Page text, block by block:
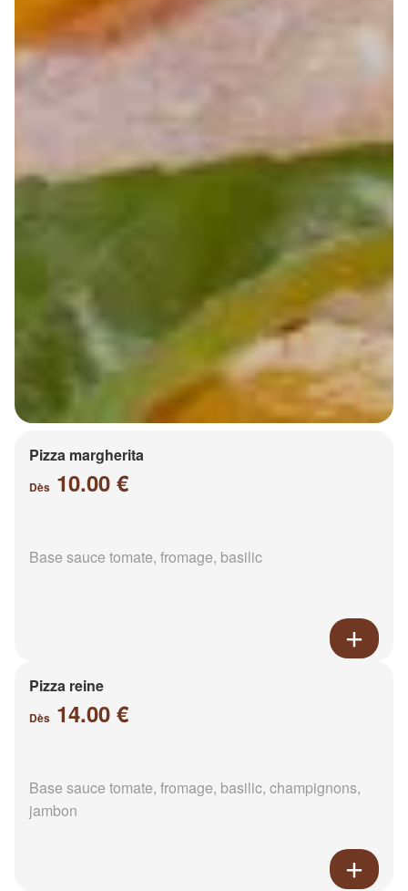
Pizza margherita
Dès 10.00 €
Base sauce tomate, fromage, basilic
Pizza reine
Dès 14.00 €
Base sauce tomate, fromage, basilic, champignons,
jambon